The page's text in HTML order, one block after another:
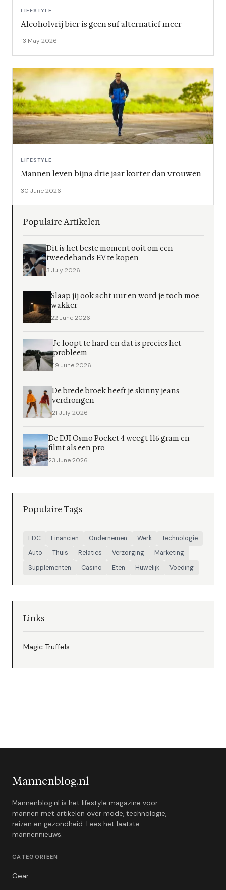
LIFESTYLE
Alcoholvrij bier is geen suf alternatief meer
13 May 2026
LIFESTYLE
Mannen leven bijna drie jaar korter dan vrouwen
30 June 2026
Populaire Artikelen
Dit is het beste moment ooit om een
tweedehands EV te kopen
3 July 2026
Slaap jij ook acht uur en word je toch moe
wakker
22 June 2026
Je loopt te hard en dat is precies het
probleem
19 June 2026
De brede broek heeft je skinny jeans
verdrongen
21 July 2026
De DJI Osmo Pocket 4 weegt 116 gram en
filmt als een pro
23 June 2026
Populaire Tags
EDC Financien Ondernemen Werk
Technologie
Auto
Thuis Relaties Verzorging
Marketing
Supplementen
Casino Eten Huwelijk Voeding
Links
Magic Truffels
Mannenblog.nl
Mannenblog.nl is het lifestyle magazine voor
mannen met artikelen over mode, technologie,
reizen en gezondheid. Lees het laatste
mannennieuws.
CATEGORIEËN
Gear